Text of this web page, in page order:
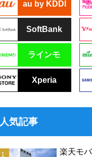
au by KDDI
SoftBank
ラインモ
Xperia
人気記事
楽天モ